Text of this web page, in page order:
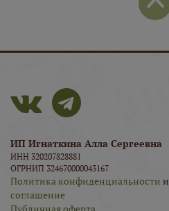
ИП Игнаткина Алла Сергеевна
ИНН 320207828881
ОГРНИП 324670000043167
Политика конфиденциальности и
соглашение